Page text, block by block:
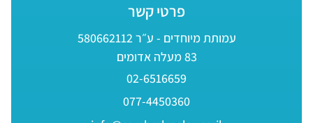
פרטי קשר
עמותת מיוחדים - ע״ר 580662112
83 מעלה אדומים
02-6516659
077-4450360